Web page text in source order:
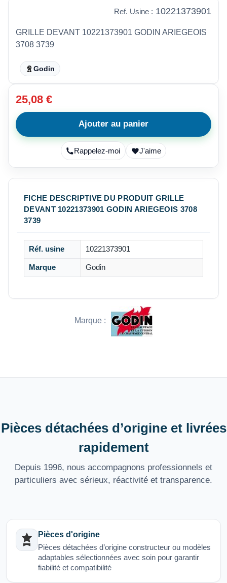
Ref. Usine : 10221373901
GRILLE DEVANT 10221373901 GODIN ARIEGEOIS
3708 3739
Godin
25,08 €
Ajouter au panier
Rappelez-moi J'aime
FICHE DESCRIPTIVE DU PRODUIT GRILLE
DEVANT 10221373901 GODIN ARIEGEOIS 3708
3739
Réf. usine 10221373901
Marque Godin
Marque :
Pièces détachées d’origine et livrées
rapidement
Depuis 1996, nous accompagnons professionnels et
particuliers avec sérieux, réactivité et transparence.
Pièces d'origine
Pièces détachées d’origine constructeur ou modèles
adaptables sélectionnées avec soin pour garantir
fiabilité et compatibilité